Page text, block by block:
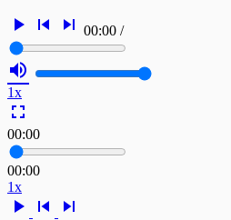
play_arrow skip_previous skip_next 00:00 /
volume_up
1x
fullscreen
00:00
00:00
1x
play_arrow skip_previous
skip_next